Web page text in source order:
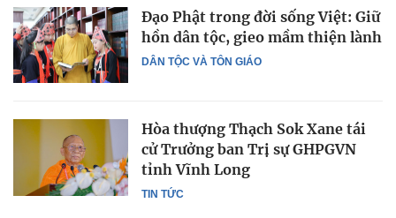
DÂN TỘC VÀ TÔN GIÁO
Đạo Phật trong đời sống Việt: Giữ
hồn dân tộc, gieo mầm thiện lành
TIN TỨC
Hòa thượng Thạch Sok Xane tái
cử Trưởng ban Trị sự GHPGVN
tỉnh Vĩnh Long